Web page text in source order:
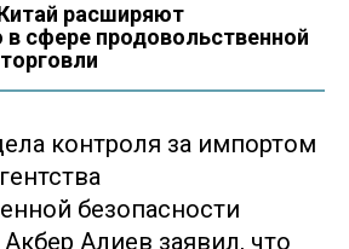
расширяют
в сфере продовольственной
контроля за импортом
безопасности
Алиев заявил, что